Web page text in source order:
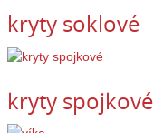
kryty soklové
kryty spojkové